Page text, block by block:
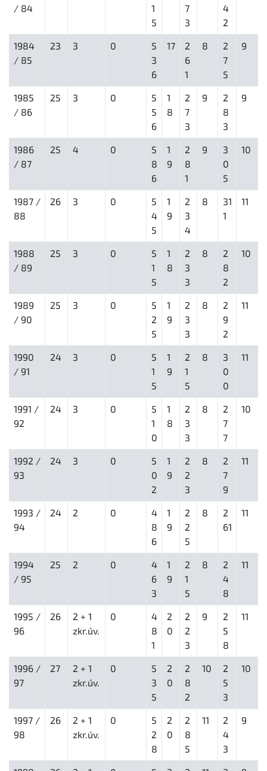
/ 84
1
5
7
3
4
2
1984
/ 85
23 3 0
5
3
6
17
2
6
1
8
2
7
5
9
1985
/ 86
25 3 0
5
5
6
1
8
2
7
3
9
2
8
3
9
1986
/ 87
25 4 0
5
8
6
1
9
2
8
1
9
3
0
5
10
1987 /
88
26 3 0
5
4
5
1
9
2
3
4
8
31
1
11
1988
/ 89
25 3 0
5
1
5
1
8
2
3
3
8
2
8
2
10
1989
/ 90
25 3 0
5
2
5
1
9
2
3
3
8
2
9
2
11
1990
/ 91
24 3 0
5
1
5
1
9
2
1
5
8
3
0
0
11
1991 /
92
24 3 0
5
1
0
1
8
2
3
3
8
2
7
7
10
1992 /
93
24 3 0
5
0
2
1
9
2
2
3
8
2
7
9
11
1993 /
94
24 2 0
4
8
6
1
9
2
2
5
8
2
61
11
1994
/ 95
25 2 0
4
6
3
1
9
2
1
5
8
2
4
8
11
1995 /
96
26
2 + 1
zkr.úv.
0
4
8
1
2
0
2
2
3
9
2
5
8
11
1996 /
97
27
2 + 1
zkr.úv.
0
5
3
5
2
0
2
8
2
10
2
5
3
10
1997 /
98
26
2 + 1
zkr.úv.
0
5
2
8
2
0
2
8
5
11
2
4
3
9